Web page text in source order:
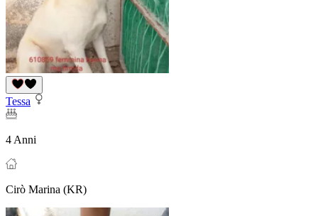
Tessa
4 Anni
Cirò Marina (KR)